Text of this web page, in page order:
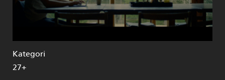
Kategori
27+